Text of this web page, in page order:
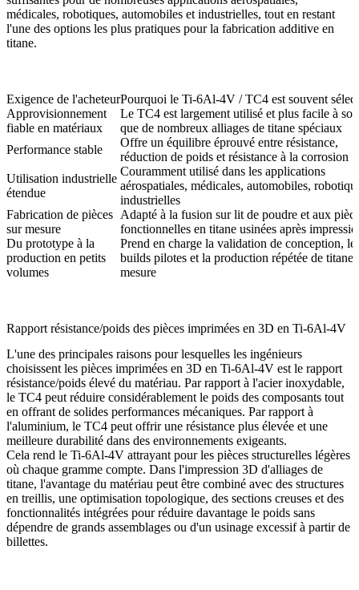
médicales, robotiques, automobiles et industrielles, tout en restant
l'une des options les plus pratiques pour la fabrication additive en
titane.
Exigence de l'acheteurPourquoi le Ti-6Al-4V / TC4 est souvent
Approvisionnement
fiable en matériaux
Le TC4 est largement utilisé et plus facile à
que de nombreux alliages de titane spéciaux
Performance stable
Offre un équilibre éprouvé entre résistance,
réduction de poids et résistance à la corrosion
Utilisation industrielle
étendue
Couramment utilisé dans les applications
aérospatiales, médicales, automobiles,
industrielles
Fabrication de pièces
sur mesure
Adapté à la fusion sur lit de poudre et aux
fonctionnelles en titane usinées après
Du prototype à la
production en petits
volumes
Prend en charge la validation de conception,
builds pilotes et la production répétée de titane
mesure
Rapport résistance/poids des pièces imprimées en 3D en Ti-6Al-4V
L'une des principales raisons pour lesquelles les ingénieurs
choisissent les pièces imprimées en 3D en Ti-6Al-4V est le rapport
résistance/poids élevé du matériau. Par rapport à l'acier inoxydable,
le TC4 peut réduire considérablement le poids des composants tout
en offrant de solides performances mécaniques. Par rapport à
l'aluminium, le TC4 peut offrir une résistance plus élevée et une
meilleure durabilité dans des environnements exigeants.
Cela rend le Ti-6Al-4V attrayant pour les pièces structurelles légères
où chaque gramme compte. Dans l'impression 3D d'alliages de
titane, l'avantage du matériau peut être combiné avec des structures
en treillis, une optimisation topologique, des sections creuses et des
fonctionnalités intégrées pour réduire davantage le poids sans
dépendre de grands assemblages ou d'un usinage excessif à partir de
billettes.